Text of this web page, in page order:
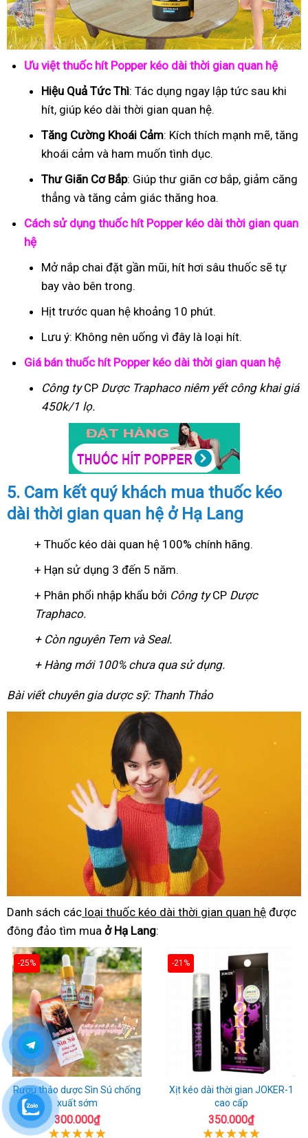
Ưu việt thuốc hít Popper kéo dài thời gian quan hệ
Hiệu Quả Tức Thì: Tác dụng ngay lập tức sau khi
hít, giúp kéo dài thời gian quan hệ.
Tăng Cường Khoái Cảm: Kích thích mạnh mẽ, tăng
khoái cảm và ham muốn tình dục.
Thư Giãn Cơ Bắp: Giúp thư giãn cơ bắp, giảm căng
thẳng và tăng cảm giác thăng hoa.
Cách sử dụng thuốc hít Popper kéo dài thời gian quan
hệ
Mở nắp chai đặt gần mũi, hít hơi sâu thuốc sẽ tự
bay vào bên trong.
Hịt trước quan hệ khoảng 10 phút.
Lưu ý: Không nên uống vì đây là loại hít.
Giá bán thuốc hít Popper kéo dài thời gian quan hệ
Công tyCP Dược Traphaconiêm yết công khai giá
450k/1 lọ.
5. Cam kết quý khách mua thuốc kéo
dài thời gian quan hệ ở Hạ Lang
+ Thuốc kéo dài quan hệ 100% chính hãng.
+ Hạn sử dụng 3 đến 5 năm.
+ Phân phổi nhập khẩu bởi Công tyCP Dược
Traphaco.
+ Còn nguyên Tem và Seal.
+ Hàng mới 100% chưa qua sử dụng.
Bài viết chuyên gia dược sỹ: Thanh Thảo
Danh sách các loại thuốc kéo dài thời gian quan hệ được
đông đảo tìm mua ở Hạ Lang:
-25%
Rượu thảo dược Sìn Sú chống
xuất sớm
300.000₫
-21%
Xịt kéo dài thời gian JOKER-1
cao cấp
350.000₫